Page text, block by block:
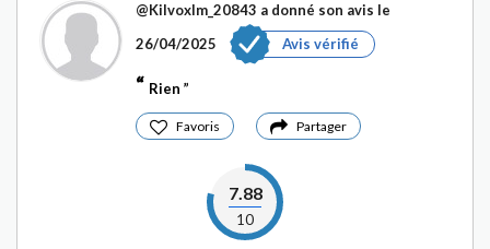
@Kilvoxlm_20843 a donné son avis le
26/04/2025
Avis vérifié
Rien
Favoris Partager
7.88
10